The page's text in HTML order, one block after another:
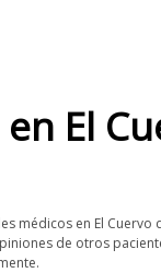
en El
médicos en El Cuervo
de otros